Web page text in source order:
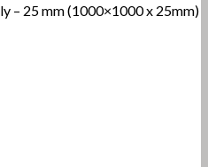
– 25 mm (1000×1000 x 25mm)